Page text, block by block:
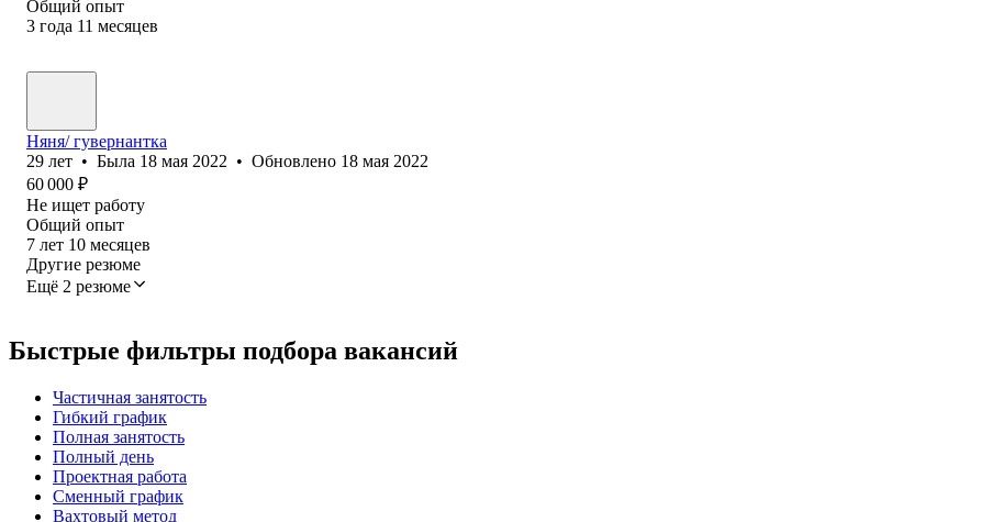
Общий опыт
3 года 11 месяцев
Няня/ гувернантка
29 лет • Была 18 мая 2022 • Обновлено 18 мая 2022
60 000 ₽
Не ищет работу
Общий опыт
7 лет 10 месяцев
Другие резюме
Ещё 2 резюме
Быстрые фильтры подбора вакансий
Частичная занятость
Гибкий график
Полная занятость
Полный день
Проектная работа
Сменный график
Вахтовый метод